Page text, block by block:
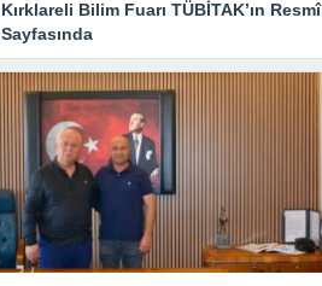
Kırklareli Bilim Fuarı TÜBİTAK’ın Resmî
Sayfasında